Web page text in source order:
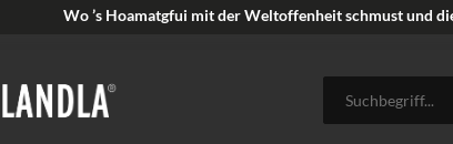
Wo ’s Hoamatgfui mit der Weltoffenheit schmust und